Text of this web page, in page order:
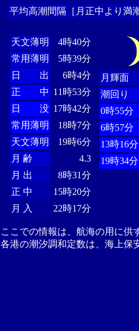
平均高潮間隔［月正中より満潮
天文薄明
4時40分
常用薄明
5時39分
日 出
6時4分
正 中 11時53分
日 没 17時42分
常用薄明
18時7分
天文薄明
19時6分
月 齢
4.3
月 出
8時31分
正 中
15時20分
月 入
22時17分
月輝面
潮回り
0時55分
6時57分
13時16分
19時34分
ここでの情報は、航海の用に供
各港の潮汐調和定数は、海上保